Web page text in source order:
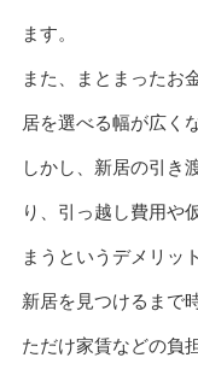
ます。
また、まとまったお
居を選べる幅が広く
しかし、新居の引き
り、引っ越し費用や
まうというデメリッ
新居を見つけるまで
ただけ家賃などの負